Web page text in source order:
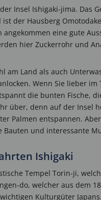
Insel Ishigaki-jima. Das
der Hausberg
eine gute
hier Zuckerrohr und
am Land als auch
Wenn Sie lieber
die bunten Fische,
über, denn auf der Insel
Palmen entspannen.
und interessante
Ishigaki
Tempel Torin-ji,
do, welcher aus dem
Kulturgüter